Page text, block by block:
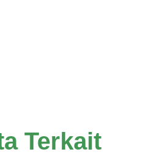
Terkait